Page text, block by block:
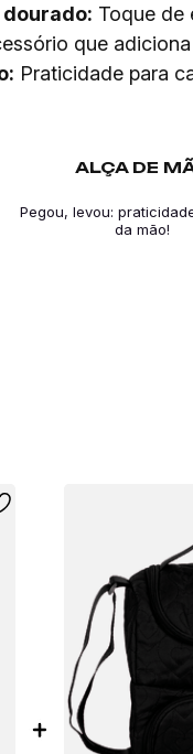
Toque de
que
Praticidade para
ALÇA DE
Pegou, levou:
da mão!